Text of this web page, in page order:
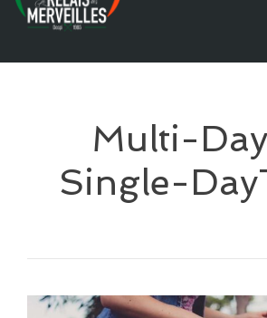
Multi-
Single-